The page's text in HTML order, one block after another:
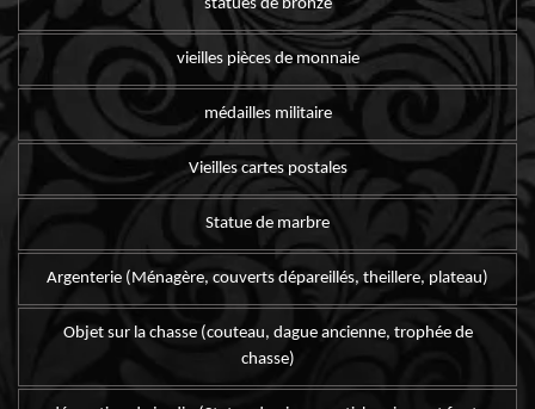
statues de bronze
vieilles pièces de monnaie
médailles militaire
Vieilles cartes postales
Statue de marbre
Argenterie (Ménagère, couverts dépareillés, theillere, plateau)
Objet sur la chasse (couteau, dague ancienne, trophée de
chasse)